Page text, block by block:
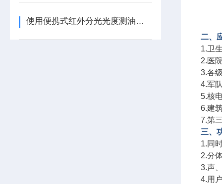
使用便携式红外分光光度测油仪需要注意哪些事项？
二、
1.卫
2.医
3.各
4.军
5.核
6.建
7.第
三、
1.同
2.分
3.声
4.用